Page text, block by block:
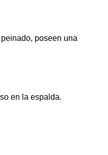
poseen una
en la espalda.